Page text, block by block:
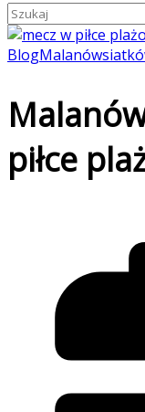
BlogMalanów
piłce